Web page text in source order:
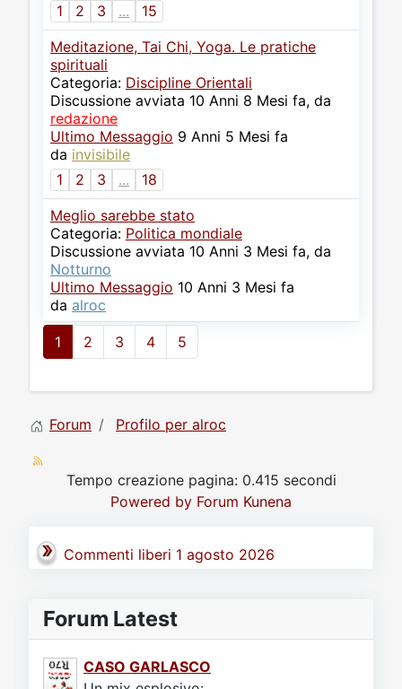
1
2 3 ...
15
Meditazione, Tai Chi, Yoga. Le pratiche
spirituali
Categoria: Discipline Orientali
Discussione avviata 10 Anni 8 Mesi fa, da
redazione
Ultimo Messaggio 9 Anni 5 Mesi fa
da invisibile
1
2 3 ...
18
Meglio sarebbe stato
Categoria: Politica mondiale
Discussione avviata 10 Anni 3 Mesi fa, da
Notturno
Ultimo Messaggio 10 Anni 3 Mesi fa
da alroc
1 2 3 4 5
Forum Profilo per alroc
Tempo creazione pagina: 0.415 secondi
Powered by Forum Kunena
Commenti liberi 1 agosto 2026
Forum Latest
CASO GARLASCO